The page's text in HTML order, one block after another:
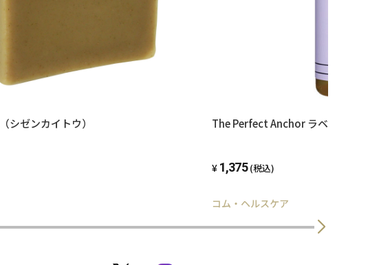
ゼンカイトウ） The Perfect Anchor ラベンダー
1,375 (税込)
コム・ヘルスケア